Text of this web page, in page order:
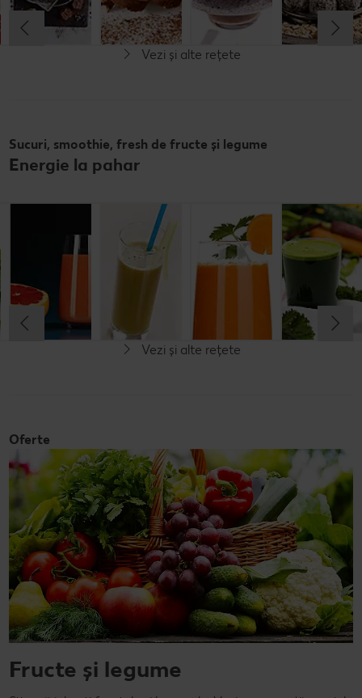
Vezi și alte rețete
Sucuri, smoothie, fresh de fructe și legume
Energie la pahar
Simplu
grapefruit
Suc de țelină -
rădăcină
Cel mult 15 minute
Suc de
morcovi
Cel mult 30 minute
Vezi și alte rețete
Oferte
Fructe și legume